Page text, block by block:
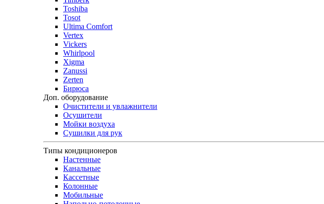
Toshiba
Tosot
Ultima Comfort
Vertex
Vickers
Whirlpool
Xigma
Zanussi
Zerten
Бирюса
Доп. оборудование
Очистители и увлажнители
Осушители
Мойки воздуха
Сушилки для рук
Типы кондиционеров
Настенные
Канальные
Кассетные
Колонные
Мобильные